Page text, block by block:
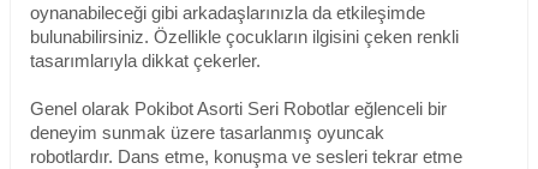
oynanabileceği gibi arkadaşlarınızla da etkileşimde
bulunabilirsiniz. Özellikle çocukların ilgisini çeken renkli
tasarımlarıyla dikkat çekerler.
Genel olarak Pokibot Asorti Seri Robotlar eğlenceli bir
deneyim sunmak üzere tasarlanmış oyuncak
robotlardır. Dans etme, konuşma ve sesleri tekrar etme